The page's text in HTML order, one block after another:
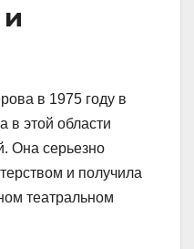
и
в 1975 году в
в этой области
Она серьезно
и получила
театральном